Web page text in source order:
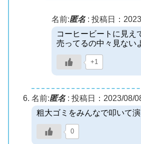
名前:匿名: 投稿日：
コーヒービートに見え
売ってるの中々見ない
+1
名前:匿名: 投稿日：2023/08/
粗大ゴミをみんなで叩いて
0